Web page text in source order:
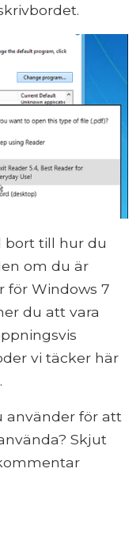
bort till hur du
om du är
för Windows 7
du att vara
vi täcker här
använder för att
Skjut